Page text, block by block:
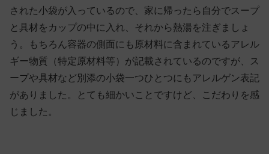
された小袋が入っているので、家に帰ったら自分でスープ
と具材をカップの中に入れ、それから熱湯を注ぎましょ
う。もちろん容器の側面にも原材料に含まれているアレル
ギー物質（特定原材料等）が記載されているのですが、ス
ープや具材など別添の小袋一つひとつにもアレルゲン表記
がありました。とても細かいことですけど、こだわりを感
じました。